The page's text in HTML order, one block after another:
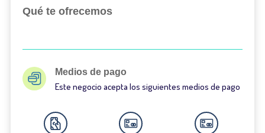
Qué te ofrecemos
Medios de pago
Este negocio acepta los siguientes medios de pago